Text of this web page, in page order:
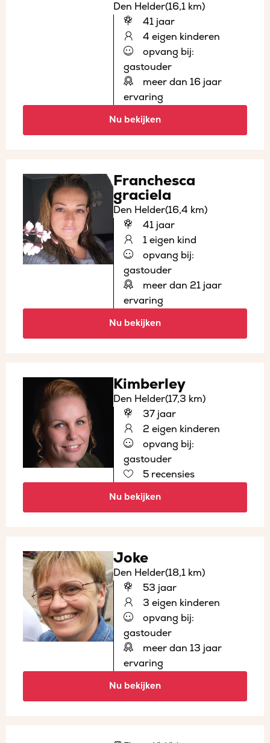
Den Helder(16,1 km)
41 jaar
4 eigen kinderen
opvang bij:
gastouder
meer dan 16 jaar
ervaring
Nu bekijken
Franchesca
graciela
Den Helder(16,4 km)
41 jaar
1 eigen kind
opvang bij:
gastouder
meer dan 21 jaar
ervaring
Nu bekijken
Kimberley
Den Helder(17,3 km)
37 jaar
2 eigen kinderen
opvang bij:
gastouder
5 recensies
Nu bekijken
Joke
Den Helder(18,1 km)
53 jaar
3 eigen kinderen
opvang bij:
gastouder
meer dan 13 jaar
ervaring
Nu bekijken